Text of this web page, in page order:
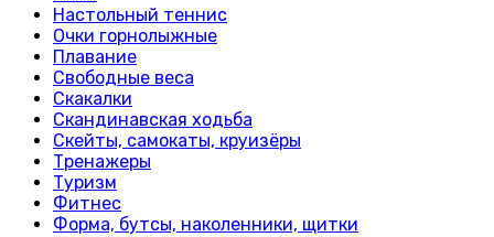
Настольный теннис
Очки горнолыжные
Плавание
Свободные веса
Скакалки
Скандинавская ходьба
Скейты, самокаты, круизёры
Тренажеры
Туризм
Фитнес
Форма, бутсы, наколенники, щитки